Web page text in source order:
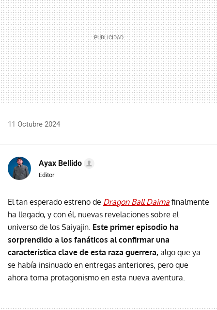
11 Octubre 2024
Ayax Bellido
Editor
El tan esperado estreno de Dragon Ball Daima finalmente
ha llegado, y con él, nuevas revelaciones sobre el
universo de los Saiyajin. Este primer episodio ha
sorprendido a los fanáticos al confirmar una
característica clave de esta raza guerrera, algo que ya
se había insinuado en entregas anteriores, pero que
ahora toma protagonismo en esta nueva aventura.